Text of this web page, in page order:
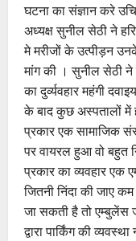
घटना का संज्ञान करे
अध्यक्ष सुनील सेठी ने
मे मरीजों के उत्पीड़न
मांग की । सुनील सेठी
का दुर्व्यवहार महंगी
के बाद कुछ अस्पतालों में
प्रकार एक सामाजिक
पर वायरल हुआ वो बहुत
प्रकार का व्यवहार
जितनी निंदा की जाए
जा सकती है तो एम्बुलेंस
द्वारा पार्किंग की